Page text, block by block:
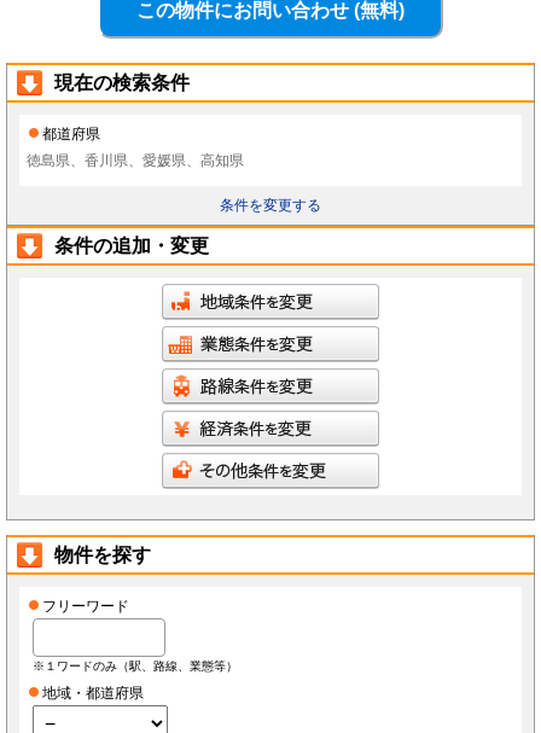
現在の検索条件
都道府県
徳島県、香川県、愛媛県、高知県
条件を変更する
条件の追加・変更
物件を探す
フリーワード
※１ワードのみ（駅、路線、業態等）
地域・都道府県